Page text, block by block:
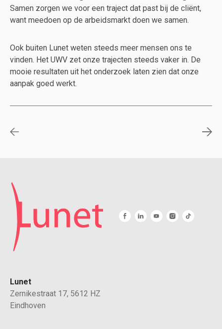
Samen zorgen we voor een traject dat past bij de cliënt,
want meedoen op de arbeidsmarkt doen we samen.
Ook buiten Lunet weten steeds meer mensen ons te
vinden. Het UWV zet onze trajecten steeds vaker in. De
mooie resultaten uit het onderzoek laten zien dat onze
aanpak goed werkt.
Lunet
Zernikestraat 17, 5612 HZ
Eindhoven